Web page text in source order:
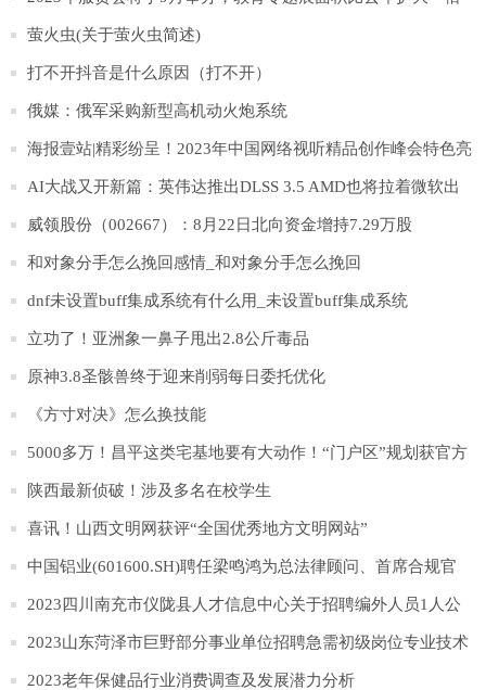
萤火虫(关于萤火虫简述)
打不开抖音是什么原因（打不开）
俄媒：俄军采购新型高机动火炮系统
海报壹站|精彩纷呈！2023年中国网络视听精品创作峰会特色亮
点抢先看
AI大战又开新篇：英伟达推出DLSS 3.5 AMD也将拉着微软出
招
威领股份（002667）：8月22日北向资金增持7.29万股
和对象分手怎么挽回感情_和对象分手怎么挽回
dnf未设置buff集成系统有什么用_未设置buff集成系统
立功了！亚洲象一鼻子甩出2.8公斤毒品
原神3.8圣骸兽终于迎来削弱每日委托优化
《方寸对决》怎么换技能
5000多万！昌平这类宅基地要有大动作！“门户区”规划获官方
回应！
陕西最新侦破！涉及多名在校学生
喜讯！山西文明网获评“全国优秀地方文明网站”
中国铝业(601600.SH)聘任梁鸣鸿为总法律顾问、首席合规官
2023四川南充市仪陇县人才信息中心关于招聘编外人员1人公
告
2023山东菏泽市巨野部分事业单位招聘急需初级岗位专业技术
人员笔试公告
2023老年保健品行业消费调查及发展潜力分析